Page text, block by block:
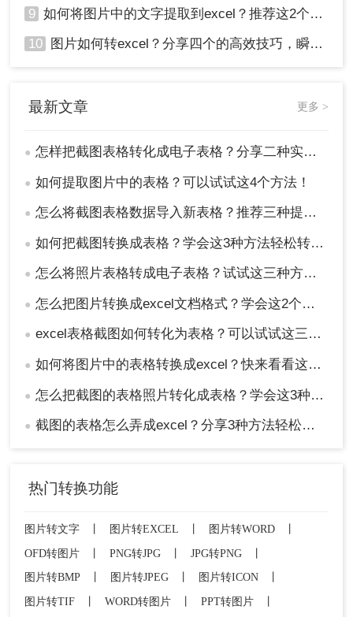
9 如何将图片中的文字提取到excel？推荐这2个方法，一学就会！
10 图片如何转excel？分享四个的高效技巧，瞬间提高办公效！
最新文章 更多 >
● 怎样把截图表格转化成电子表格？分享二种实用的方法！
● 如何提取图片中的表格？可以试试这4个方法！
● 怎么将截图表格数据导入新表格？推荐三种提取方法!
● 如何把截图转换成表格？学会这3种方法轻松转换！
● 怎么将照片表格转成电子表格？试试这三种方法！
● 怎么把图片转换成excel文档格式？学会这2个方法就够了！
● excel表格截图如何转化为表格？可以试试这三个方法！
● 如何将图片中的表格转换成excel？快来看看这三个方法！
● 怎么把截图的表格照片转化成表格？学会这3种方法轻松提取！
● 截图的表格怎么弄成excel？分享3种方法轻松提取！
热门转换功能
图片转文字 丨 图片转EXCEL 丨 图片转WORD
丨
OFD转图片
丨 PNG转JPG 丨 JPG转PNG
丨
图片转BMP
图片转JPEG 图片转ICON
图片转TIF
WORD转图片 PPT转图片